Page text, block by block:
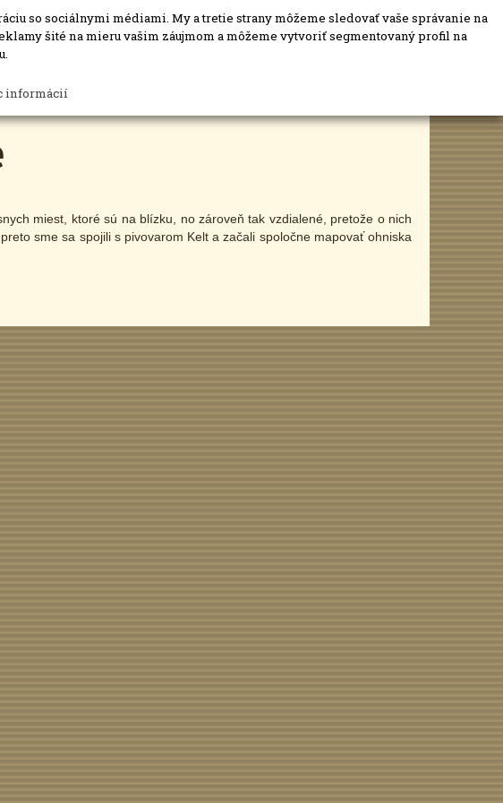
ohnísk
miest, ktoré sú na blízku, no zároveň tak vzdialené, pretože o nich
sme sa spojili s pivovarom Kelt a začali spoločne mapovať ohniska
so sociálnymi médiami. My a tretie strany môžeme sledovať vaše správanie na
šité na mieru vašim záujmom a môžeme vytvoriť segmentovaný profil na
informácií